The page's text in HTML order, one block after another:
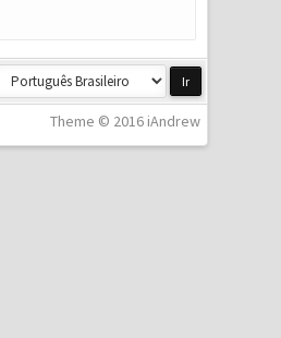
Theme © 2016 iAndrew